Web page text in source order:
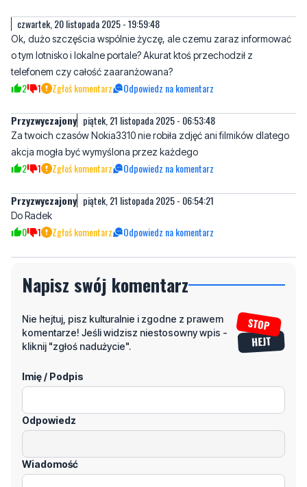
czwartek, 20 listopada 2025 - 19:59:48
Ok, dużo szczęścia wspólnie życzę, ale czemu zaraz informować
o tym lotnisko i lokalne portale? Akurat ktoś przechodził z
telefonem czy całość zaaranżowana?
2 1 Zgłoś komentarz Odpowiedz na komentarz
Przyzwyczajony piątek, 21 listopada 2025 - 06:53:48
Za twoich czasów Nokia3310 nie robiła zdjęć ani filmików dlatego
akcja mogła być wymyślona przez każdego
2 1 Zgłoś komentarz Odpowiedz na komentarz
Przyzwyczajony piątek, 21 listopada 2025 - 06:54:21
Do Radek
0 1 Zgłoś komentarz Odpowiedz na komentarz
Napisz swój komentarz
Nie hejtuj, pisz kulturalnie i zgodne z prawem
komentarze! Jeśli widzisz niestosowny wpis -
kliknij "zgłoś nadużycie".
Imię / Podpis
Odpowiedz
Wiadomość